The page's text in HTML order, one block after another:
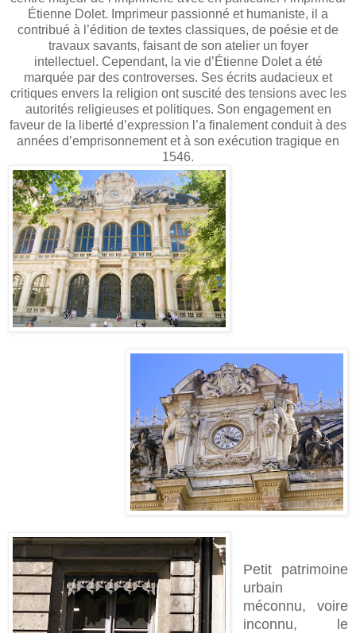
Étienne Dolet. Imprimeur passionné et humaniste, il a
contribué à l’édition de textes classiques, de poésie et de
travaux savants, faisant de son atelier un foyer
intellectuel. Cependant, la vie d’Étienne Dolet a été
marquée par des controverses. Ses écrits audacieux et
critiques envers la religion ont suscité des tensions avec les
autorités religieuses et politiques. Son engagement en
faveur de la liberté d’expression l’a finalement conduit à des
années d’emprisonnement et à son exécution tragique en
1546.
Petit patrimoine
urbain
méconnu, voire
inconnu, le